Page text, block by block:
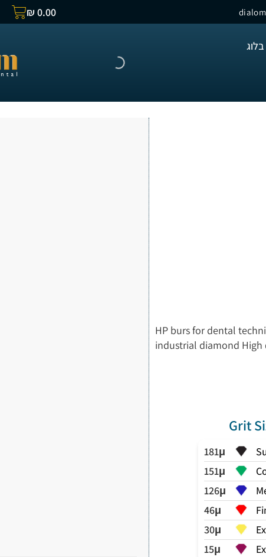
₪0.00
בלוג
HP burs for dental
industrial diamond
181μ
151μ
126μ
46μ
30μ
15μ